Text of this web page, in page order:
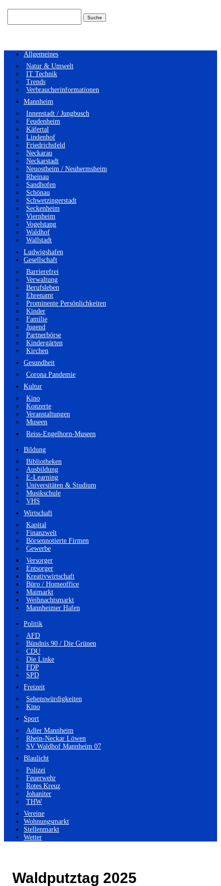
Allgemeines
Natur & Umwelt
IT Technik
Trends
Verbraucherinformationen
Mannheim
Innenstadt / Jungbusch
Feudenheim
Käfertal
Lindenhof
Friedrichsfeld
Neckarau
Neckarstadt
Neuostheim / Neuhermsheim
Rheinau
Sandhofen
Schönau
Schwetzingerstadt
Seckenheim
Viernheim
Vogelstang
Waldhof
Wallstadt
Ludwigshafen
Gesellschaft
Barrierefrei
Verwaltung
Berufsleben
Ehrenamt
Prominente Persönlichkeiten
Kinder
Familie
Jugend
Partnerbörse
Kindergärten
Kirchen
Gesundheit
Corona Pandemie
Kultur
Kino
Konzerte
Veranstaltungen
Museen
Reiss-Engelhorn-Museen
Bildung
Bibliotheken
Ausbildung
E-Learning
Universitäten & Studium
Musikschule
VHS
Wirtschaft
Kapital
Finanzwelt
Börsennotierte Firmen
Gewerbe
Versorger
Entsorger
Kreativwirtschaft
Büro / Homeoffice
Maimarkt
Weihnachtsmarkt
Mannheimer Hafen
Politik
AFD
Bündnis 90 / Die Grünen
CDU
Die Linke
FDP
SPD
Freizeit
Sehenswürdigkeiten
Kino
Sport
Adler Mannheim
Rhein-Neckar Löwen
SV Waldhof Mannheim 07
Blaulicht
Polizei
Feuerwehr
Rotes Kreuz
Johaniter
THW
Vereine
Wohnungsmarkt
Stellenmarkt
Wetter
Waldputztag 2025